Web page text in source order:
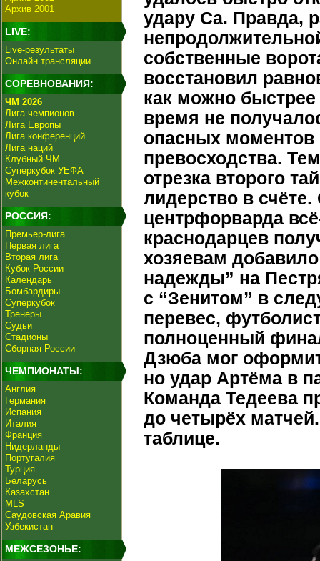
Архив 2001
LIVE:
Live-результаты
Онлайн трансляции
СОРЕВНОВАНИЯ:
ЧМ 2026
Лига чемпионов
Лига Европы
Лига конференций
Лига наций
Клубный ЧМ
Суперкубок УЕФА
Межконтинентальный
кубок
РОССИЯ:
Премьер-лига
Первая лига
Вторая лига
Кубок России
Календарь
Бомбардиры
Суперкубок
Тренеры
Судьи
Стадионы
Сборная России
ЧЕМПИОНАТЫ:
Англия
Германия
Испания
Италия
Франция
Нидерланды
Португалия
Турция
Беларусь
Казахстан
MLS
Саудовская Аравия
Узбекистан
МЕЖСЕЗОНЬЕ:
удару Са. Правда,
собственные
восстановил
как можно быстрее
время не
опасных моментов
превосходства.
отрезка второго
лидерство в
центрфорварда
краснодарцев
хозяевам
надежды” на
с “Зенитом” в
перевес,
полноценный
Дзюба мог
но удар Артёма в
Команда Тедеева
до четырёх
таблице.